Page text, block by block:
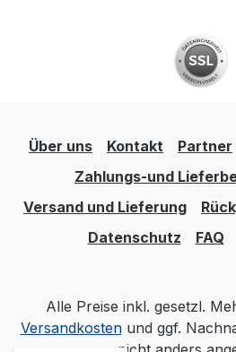
Über uns Kontakt Partner
Zahlungs-und
Versand und Lieferung
Datenschutz
FAQ
Alle Preise inkl. gesetzl.
Versandkostenund ggf.